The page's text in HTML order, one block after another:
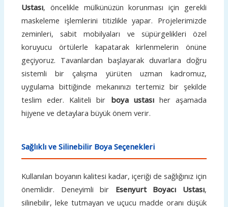
Ustası, öncelikle mülkünüzün korunması için gerekli
maskeleme işlemlerini titizlikle yapar. Projelerimizde
zeminleri, sabit mobilyaları ve süpürgelikleri özel
koruyucu örtülerle kapatarak kirlenmelerin önüne
geçiyoruz. Tavanlardan başlayarak duvarlara doğru
sistemli bir çalışma yürüten uzman kadromuz,
uygulama bittiğinde mekanınızı tertemiz bir şekilde
teslim eder. Kaliteli bir boya ustasıher aşamada
hijyene ve detaylara büyük önem verir.
Sağlıklı ve Silinebilir Boya Seçenekleri
Kullanılan boyanın kalitesi kadar, içeriği de sağlığınız için
önemlidir. Deneyimli bir Esenyurt Boyacı Ustası,
silinebilir, leke tutmayan ve uçucu madde oranı düşük